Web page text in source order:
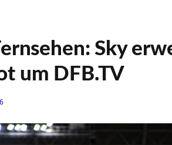
Sky
um DFB.TV